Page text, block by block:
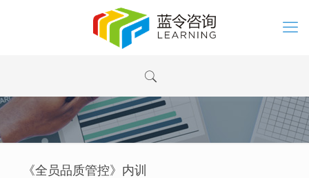
《全员品质管控》内训